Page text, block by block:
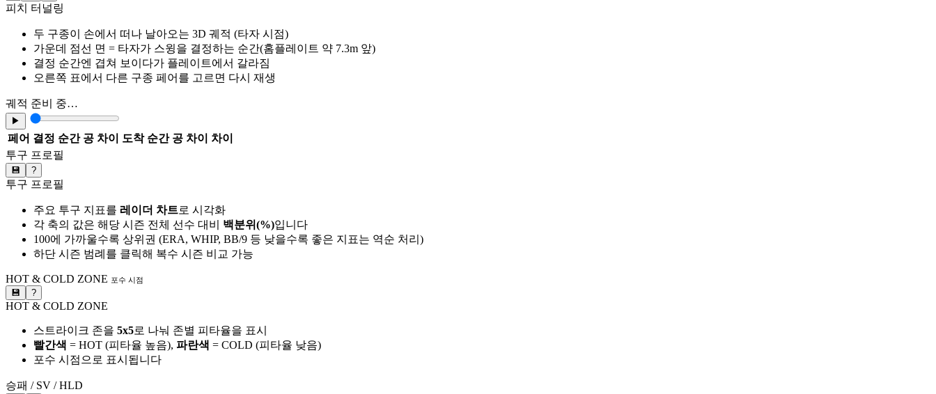
피치 터널링
두 구종이 손에서 떠나 날아오는 3D 궤적 (타자 시점)
가운데 점선 면 = 타자가 스윙을 결정하는 순간(홈플레이트 약 7.3m 앞)
결정 순간엔 겹쳐 보이다가 플레이트에서 갈라짐
오른쪽 표에서 다른 구종 페어를 고르면 다시 재생
궤적 준비 중…
▶
페어 결정 순간 공 차이 도착 순간 공 차이
차이
투구 프로필
💾 ?
투구 프로필
주요 투구 지표를 레이더 차트로 시각화
각 축의 값은 해당 시즌 전체 선수 대비 백분위(%)입니다
100에 가까울수록 상위권 (ERA, WHIP, BB/9 등 낮을수록 좋은 지표는 역순 처리)
하단 시즌 범례를 클릭해 복수 시즌 비교 가능
HOT & COLD ZONE 포수 시점
💾 ?
HOT & COLD ZONE
스트라이크 존을 5x5로 나눠 존별 피타율을 표시
빨간색 = HOT (피타율 높음), 파란색 = COLD (피타율 낮음)
포수 시점으로 표시됩니다
승패 / SV / HLD